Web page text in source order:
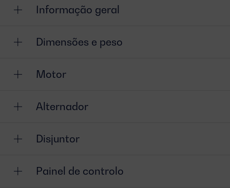
Informação geral
Dimensões e peso
Motor
Alternador
Disjuntor
Painel de controlo